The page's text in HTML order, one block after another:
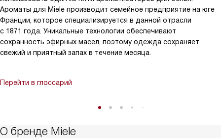
Ароматы для Miele производит семейное предприятие на юге
Франции, которое специализируется в данной отрасли
с 1871 года. Уникальные технологии обеспечивают
сохранность эфирных масел, поэтому одежда сохраняет
свежий и приятный запах в течение месяца.
Перейти в глоссарий
О бренде Miele